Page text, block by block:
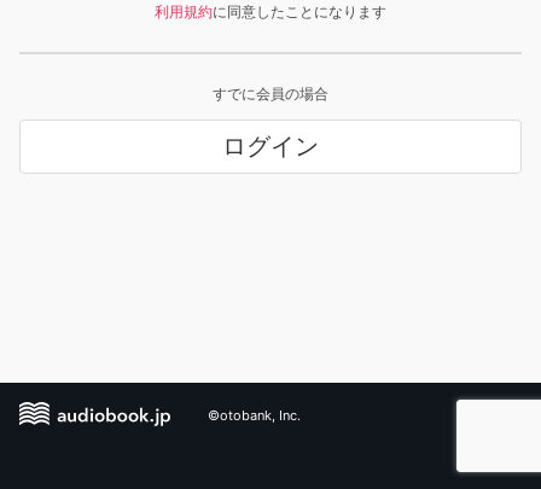
利用規約に同意したことになります
すでに会員の場合
ログイン
©otobank, Inc.